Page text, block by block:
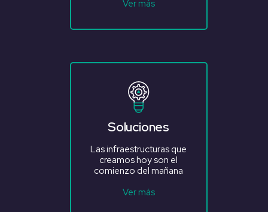
Ver más
Soluciones
Las infraestructuras que
creamos hoy son el
comienzo del mañana
Ver más